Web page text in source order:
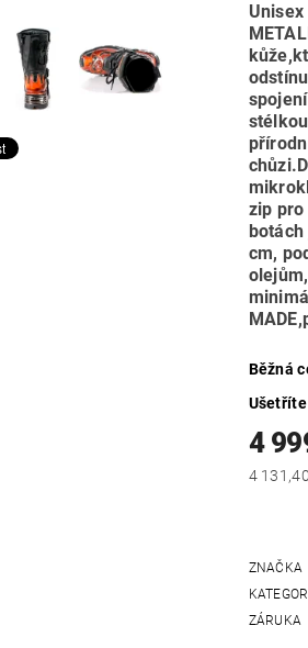
Unisex
zip
cm,
Běžná
Ušetříte
4
ZNAČKA
ZÁRUKA